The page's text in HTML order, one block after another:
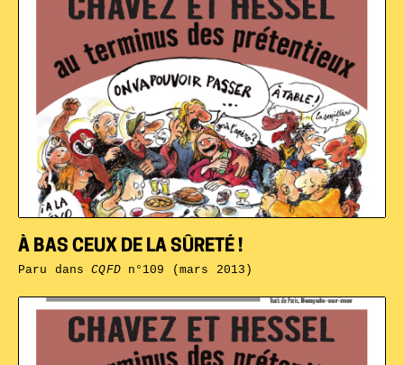
À BAS CEUX DE LA SÛRETÉ !
Paru dansCQFDn°109 (mars 2013)